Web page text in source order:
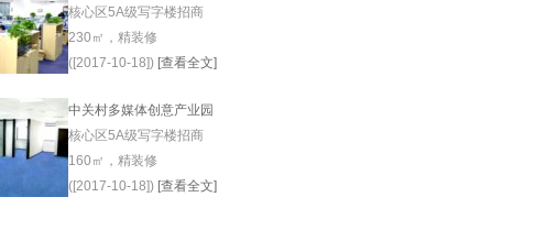
核心区5A级写字楼招商
230㎡，精装修
([2017-10-18]) [查看全文]
中关村多媒体创意产业园
核心区5A级写字楼招商
160㎡，精装修
([2017-10-18]) [查看全文]